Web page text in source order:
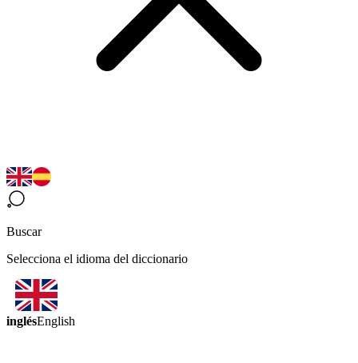
Buscar
Selecciona el idioma del diccionario
inglésEnglish